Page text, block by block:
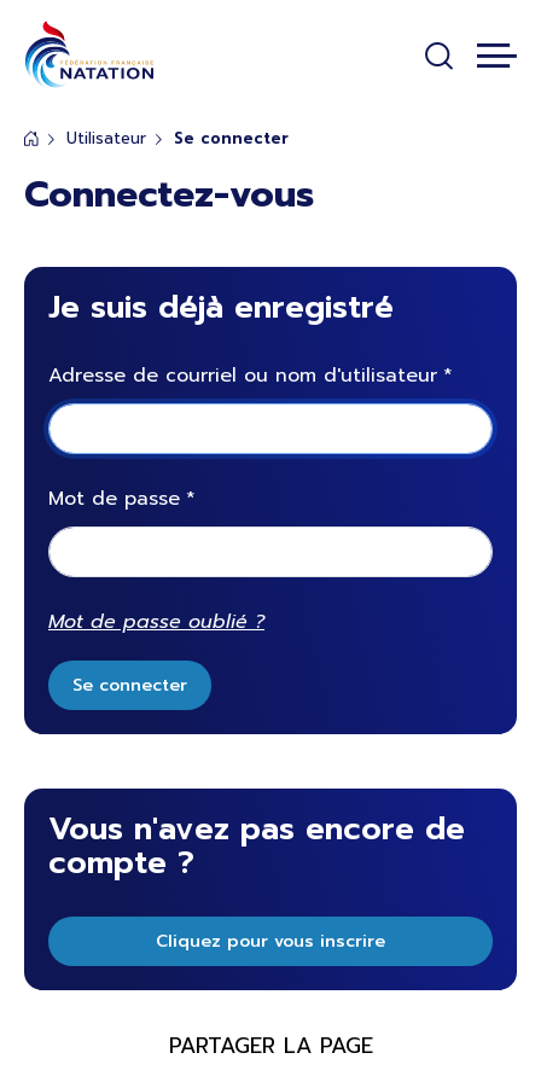
Utilisateur Se connecter
Connectez-vous
Je suis déjà enregistré
Adresse de courriel ou nom d'utilisateur
Mot de passe
Mot de passe oublié ?
Se connecter
Vous n'avez pas encore de
compte ?
Cliquez pour vous inscrire
PARTAGER LA PAGE
Panneau de gestion des cookies